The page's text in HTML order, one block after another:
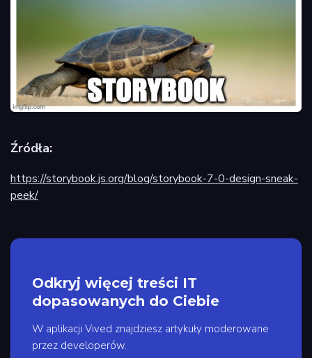
Źródła:
https://storybook.js.org/blog/storybook-7-0-design-sneak-
peek/
Odkryj więcej treści IT
dopasowanych do Ciebie
W aplikacji Vived znajdziesz artykuły moderowane
przez developerów.